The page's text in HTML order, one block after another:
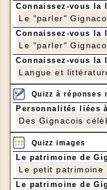
Merci de vous
Bonne fin de
Au plaisir de vous
Anne Marie
Tél : 07 87 40 88 64
Connaissez-vous la
Le "parler"
Connaissez-vous la
Le "parler"
Connaissez-vous la
Langue et
Quizz à réponses
Personnalités liées
Des Gignacois
Quizz images
Le patrimoine de
Le petit patrimoine
Le patrimoine de